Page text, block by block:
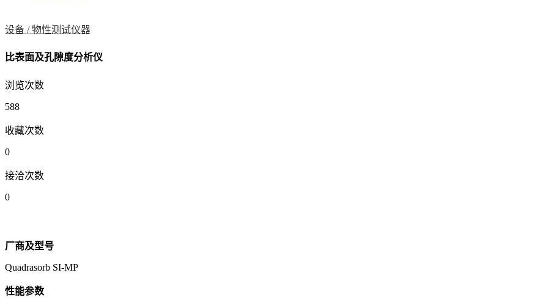
设备 /物性测试仪器
比表面及孔隙度分析仪
浏览次数
588
收藏次数
0
接洽次数
0
厂商及型号
Quadrasorb SI-MP
性能参数